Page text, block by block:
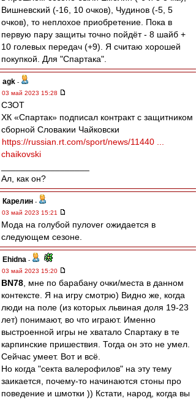
Вишневский (-16, 10 очков), Чудинов (-5, 5
очков), то неплохое приобретение. Пока в
первую пару защиты точно пойдёт - 8 шайб +
10 голевых передач (+9). Я считаю хорошей
покупкой. Для "Спартака".
agk -
03 май 2023 15:28
СЗОТ
ХК «Спартак» подписал контракт с защитником
сборной Словакии Чайковски
https://russian.rt.com/sport/news/11440 ...
chaikovski
Ал, как он?
Карелин -
03 май 2023 15:21
Мода на голубой пулover ожидается в
следующем сезоне.
Ehidna -
03 май 2023 15:20
BN78 , мне по барабану очки/места в данном
контексте. Я на игру смотрю) Видно же, когда
люди на поле (из которых львиная доля 19-23
лет) понимают, во что играют. Именно
выстроенной игры не хватало Спартаку в те
карпинские пришествия. Тогда он это не умел.
Сейчас умеет. Вот и всё.
Но когда "секта валерофилов" на эту тему
заикается, почему-то начинаются стоны про
поведение и шмотки )) Кстати, народ, когда вы